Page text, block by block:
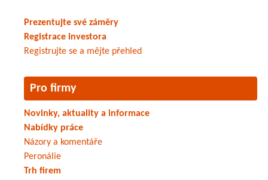
Prezentujte své záměry
Registrace investora
Registrujte se a mějte přehled
Pro firmy
Novinky, aktuality a informace
Nabídky práce
Názory a komentáře
Peronálie
Trh firem